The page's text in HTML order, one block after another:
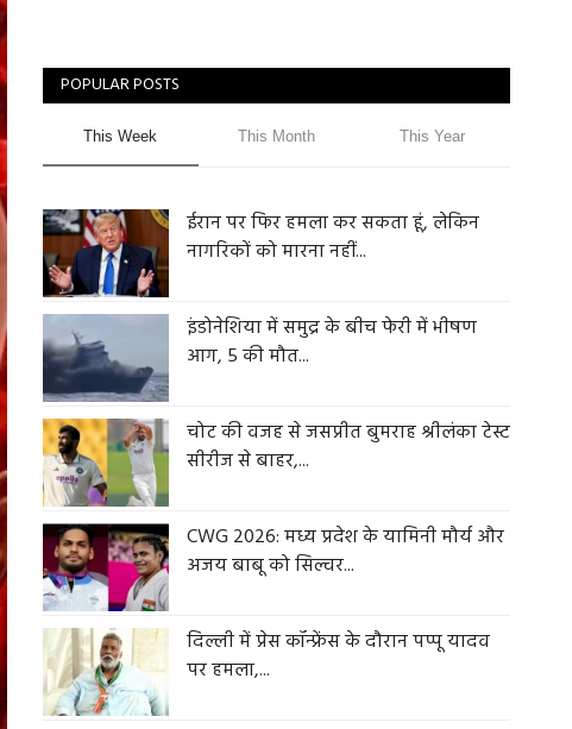
POPULAR POSTS
This Week This Month This Year
ईरान पर फिर हमला कर सकता हूं, लेकिन
नागरिकों को मारना नहीं...
इंडोनेशिया में समुद्र के बीच फेरी में भीषण
आग, 5 की मौत...
चोट की वजह से जसप्रीत बुमराह श्रीलंका टेस्ट
सीरीज से बाहर,...
CWG 2026: मध्य प्रदेश के यामिनी मौर्य और
अजय बाबू को सिल्वर...
दिल्ली में प्रेस कॉन्फ्रेंस के दौरान पप्पू यादव
पर हमला,...